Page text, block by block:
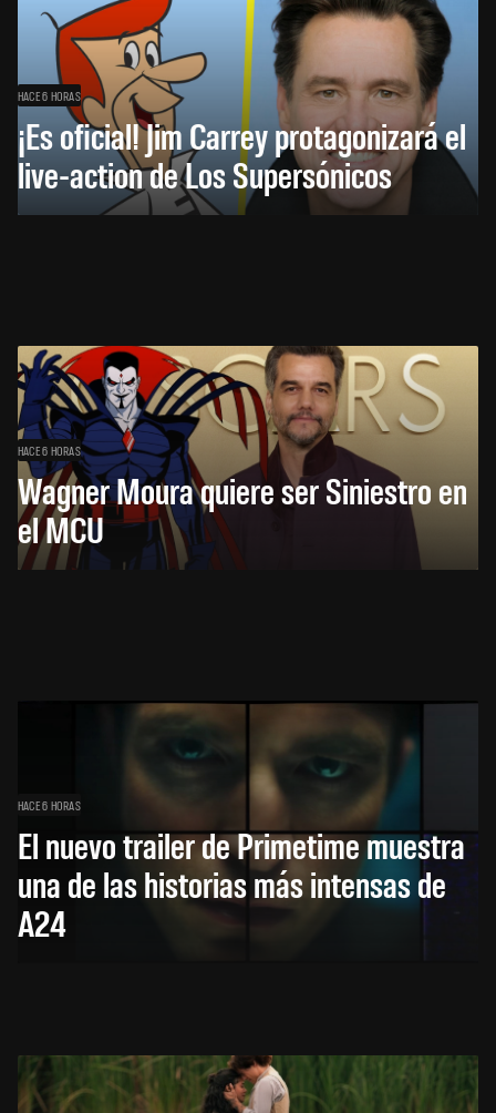
HACE 6 HORAS
¡Es oficial! Jim Carrey protagonizará el
live-action de Los Supersónicos
HACE 6 HORAS
Wagner Moura quiere ser Siniestro en
el MCU
HACE 6 HORAS
El nuevo trailer de Primetime muestra
una de las historias más intensas de
A24